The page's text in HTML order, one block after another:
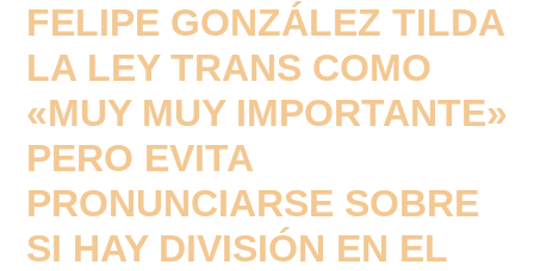
FELIPE GONZÁLEZ TILDA
LA LEY TRANS COMO
«MUY MUY IMPORTANTE»
PERO EVITA
PRONUNCIARSE SOBRE
SI HAY DIVISIÓN EN EL